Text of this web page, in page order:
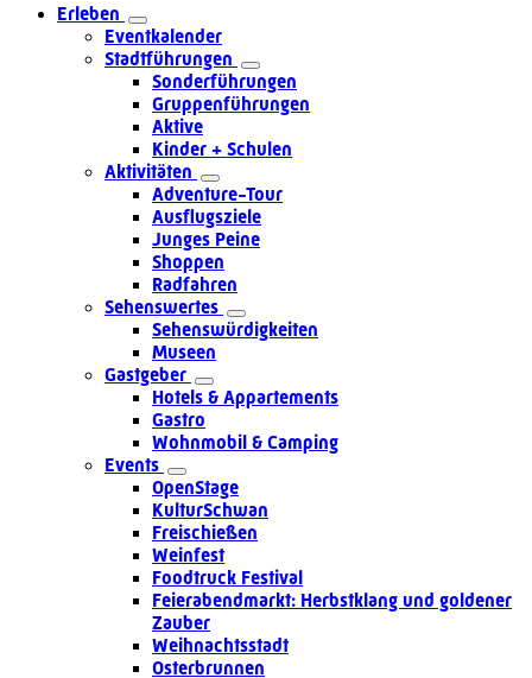
Erleben
Eventkalender
Stadtführungen
Sonderführungen
Gruppenführungen
Aktive
Kinder + Schulen
Aktivitäten
Adventure-Tour
Ausflugsziele
Junges Peine
Shoppen
Radfahren
Sehenswertes
Sehenswürdigkeiten
Museen
Gastgeber
Hotels & Appartements
Gastro
Wohnmobil & Camping
Events
OpenStage
KulturSchwan
Freischießen
Weinfest
Foodtruck Festival
Feierabendmarkt: Herbstklang und goldener
Zauber
Weihnachtsstadt
Osterbrunnen